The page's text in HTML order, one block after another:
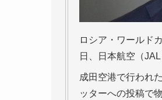
ロシア・ワールド
日、日本航空（
成田空港で行われ
ッターへの投稿で